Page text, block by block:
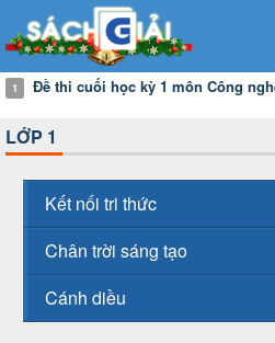
1 Đề thi cuối học kỳ 1 môn Công
LỚP 1
Kết nối tri thức
Chân trời sáng tạo
Cánh diều